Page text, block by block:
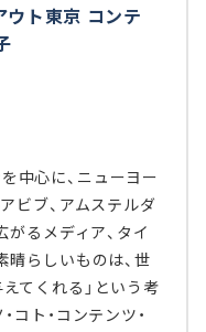
ウト東京 コンテ
中心に、ニューヨー
ビブ、アムステルダ
がるメディア、タイ
晴らしいものは、世
てくれる」という考
コト・コンテンツ・